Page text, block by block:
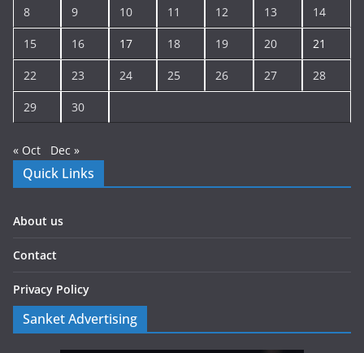
8 9 10 11 12 13 14
15 16 17 18 19 20 21
22 23 24 25 26 27 28
29 30
« Oct Dec »
Quick Links
About us
Contact
Privacy Policy
Sanket Advertising